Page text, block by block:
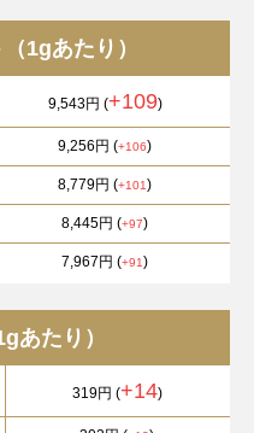
1gあたり）
9,543円 (+109)
9,256円 (+106)
8,779円 (+101)
8,445円 (+97)
7,967円 (+91)
あたり）
319円 (+14)